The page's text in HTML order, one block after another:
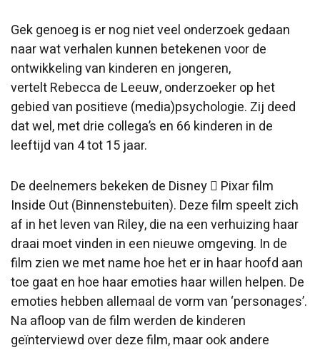
Gek genoeg is er nog niet veel onderzoek gedaan
naar wat verhalen kunnen betekenen voor de
ontwikkeling van kinderen en jongeren,
vertelt Rebecca de Leeuw, onderzoeker op het
gebied van positieve (media)psychologie. Zij deed
dat wel, met drie collega’s en 66 kinderen in de
leeftijd van 4 tot 15 jaar.
De deelnemers bekeken de Disney  Pixar film
Inside Out (Binnenstebuiten). Deze film speelt zich
af in het leven van Riley, die na een verhuizing haar
draai moet vinden in een nieuwe omgeving. In de
film zien we met name hoe het er in haar hoofd aan
toe gaat en hoe haar emoties haar willen helpen. De
emoties hebben allemaal de vorm van ‘personages’.
Na afloop van de film werden de kinderen
geïnterviewd over deze film, maar ook andere